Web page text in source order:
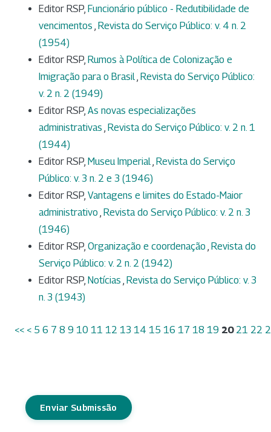
Editor RSP, Funcionário público - Redutibilidade de
vencimentos , Revista do Serviço Público: v. 4 n. 2
(1954)
Editor RSP, Rumos à Política de Colonização e
Imigração para o Brasil, Revista do Serviço Público:
v. 2 n. 2 (1949)
Editor RSP, As novas especializações
administrativas , Revista do Serviço Público: v. 2 n. 1
(1944)
Editor RSP, Museu Imperial, Revista do Serviço
Público: v. 3 n. 2 e 3 (1946)
Editor RSP, Vantagens e limites do Estado-Maior
administrativo , Revista do Serviço Público: v. 2 n. 3
(1946)
Editor RSP, Organização e coordenação , Revista do
Serviço Público: v. 2 n. 2 (1942)
Editor RSP, Notícias , Revista do Serviço Público: v. 3
n. 3 (1943)
<< < 5 6 7 8 9 10 11 12 13 14 15 16 17 18 19 20 21 22
Enviar Submissão